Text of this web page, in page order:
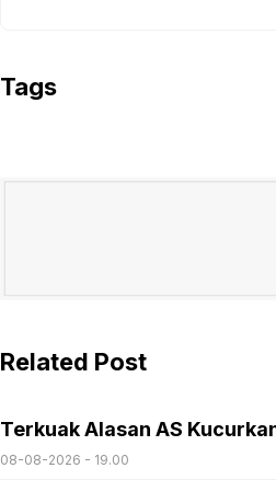
Tags
Related Post
Terkuak Alasan AS
08-08-2026 - 19.00